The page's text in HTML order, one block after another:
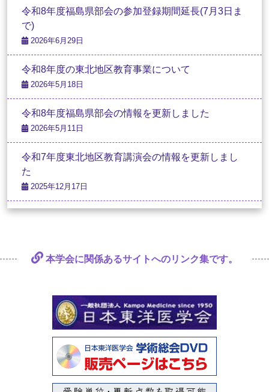
令和8年度福島県部会の参加登録期間延長(7月3日ま
で)
2026年6月29日
令和8年度の東北地区教育事業について
2026年5月18日
令和8年度福島県部会の情報を更新しました
2026年5月11日
令和7年度東北地区教育講演会の情報を更新しまし
た
2025年12月17日
本学会に関係あるサイトへのリンク集です。